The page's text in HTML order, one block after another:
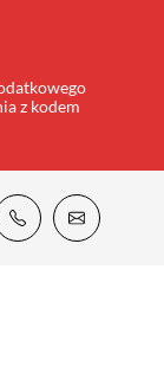
z kodem